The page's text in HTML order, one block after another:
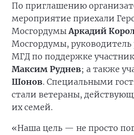
По приглашению
мероприятие приехали
МосгордумыАркадий
Мосгордумы, руководитель
МГД по поддержке
Максим Руднев; а также
Шонов. Специальными
стали ветераны,
их семей.
«Наша цель — не просто